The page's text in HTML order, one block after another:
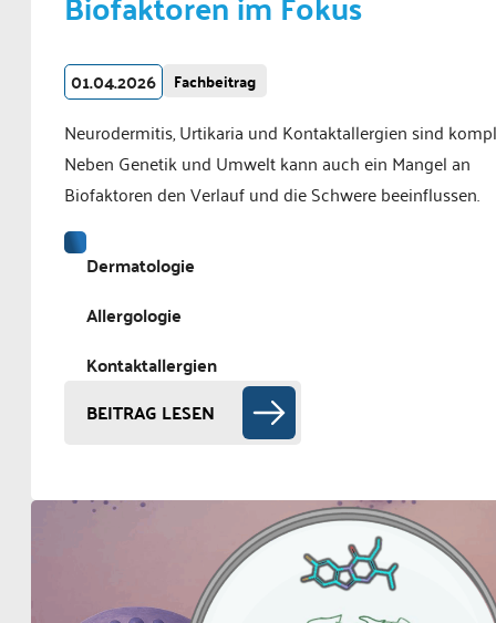
01.04.2026 Fachbeitrag
Neurodermitis, Urtikaria und Kontaktallergien sind
Neben Genetik und Umwelt kann auch ein Mangel an
Biofaktoren den Verlauf und die Schwere beeinflussen.
Dermatologie
Allergologie
Kontaktallergien
BEITRAG LESEN